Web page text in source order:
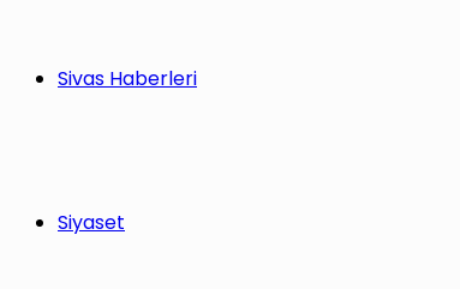
Sivas Haberleri
Siyaset